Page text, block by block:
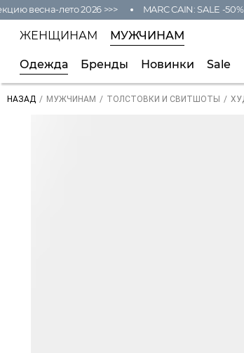
весна-лето 2026 >>> MARC CAIN: SALE -50%
ЖЕНЩИНАМ МУЖЧИНАМ
Одежда Бренды Новинки Sale
НАЗАД / МУЖЧИНАМ / ТОЛСТОВКИ И СВИТШОТЫ /